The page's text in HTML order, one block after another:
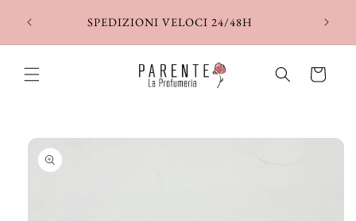
direttamente
SPEDIZIONI VELOCI 24/48H
Carrello
Passa alle
informazioni
sul prodotto